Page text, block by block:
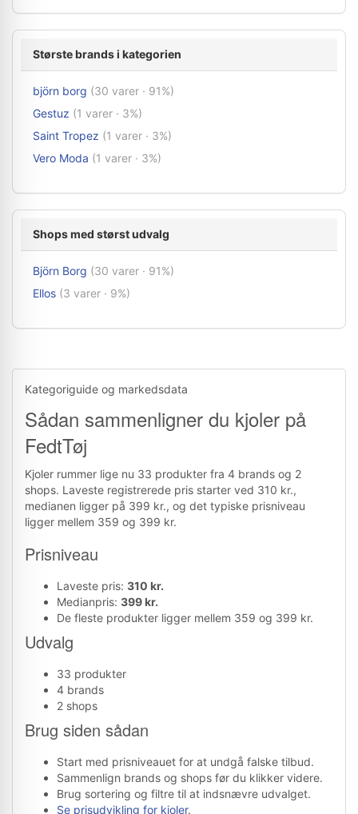
Største brands i kategorien
björn borg (30 varer · 91%)
Gestuz (1 varer · 3%)
Saint Tropez (1 varer · 3%)
Vero Moda (1 varer · 3%)
Shops med størst udvalg
Björn Borg (30 varer · 91%)
Ellos (3 varer · 9%)
Kategoriguide og markedsdata
Sådan sammenligner du kjoler på
FedtTøj
Kjoler rummer lige nu 33 produkter fra 4 brands og 2
shops. Laveste registrerede pris starter ved 310 kr.,
medianen ligger på 399 kr., og det typiske prisniveau
ligger mellem 359 og 399 kr.
Prisniveau
Laveste pris: 310 kr.
Medianpris: 399 kr.
De fleste produkter ligger mellem 359 og 399 kr.
Udvalg
33 produkter
4 brands
2 shops
Brug siden sådan
Start med prisniveauet for at undgå falske tilbud.
Sammenlign brands og shops før du klikker videre.
Brug sortering og filtre til at indsnævre udvalget.
Se prisudvikling for kjoler.